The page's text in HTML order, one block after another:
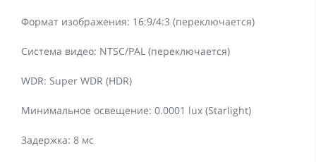
Формат изображения: 16:9/4:3 (переключается)
Система видео: NTSC/PAL (переключается)
WDR: Super WDR (HDR)
Минимальное освещение: 0.0001 lux (Starlight)
Задержка: 8 мс